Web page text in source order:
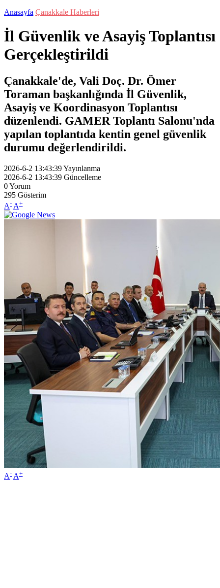
Anasayfa Çanakkale Haberleri
İl Güvenlik ve Asayiş Toplantısı
Gerçekleştirildi
Çanakkale'de, Vali Doç. Dr. Ömer
Toraman başkanlığında İl Güvenlik,
Asayiş ve Koordinasyon Toplantısı
düzenlendi. GAMER Toplantı Salonu'nda
yapılan toplantıda kentin genel güvenlik
durumu değerlendirildi.
2026-6-2 13:43:39Yayınlanma
2026-6-2 13:43:39 Güncelleme
0Yorum
295 Gösterim
A- A+
A- A+